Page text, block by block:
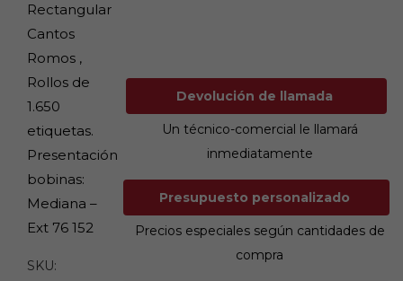
Tintas
Marcaje
Servicios
+34 93 241 22 21
Rectangular
Cantos
Romos ,
Rollos de
1.650
etiquetas.
Presentación
bobinas:
Mediana –
Ext 76 152
SKU:
Devolución de llamada
Un técnico-comercial le llamará
inmediatamente
Presupuesto personalizado
Precios especiales según cantidades de
compra